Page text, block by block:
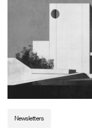
Newsletters